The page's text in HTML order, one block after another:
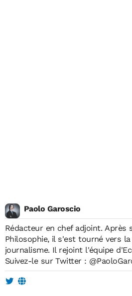
Paolo Garoscio
Rédacteur en chef adjoint. Après son Master de
Philosophie, il s'est tourné vers
journalisme. Il rejoint l'équipe
Suivez-le sur Twitter :